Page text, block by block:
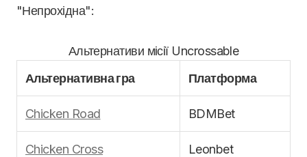
"Непрохідна":
Альтернативи місії Uncrossable
Альтернативна гра
Платформа
Chicken Road BDMBet
Chicken Cross Leonbet